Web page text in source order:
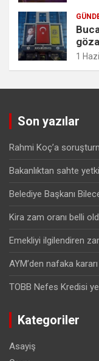
1
Son yazılar
Rahmi Koç’a
Bakanlıktan sahte
Belediye Başkanı
Kira zam oranı belli
Emekliyi ilgilendiren
AYM’den nafaka kararı
TOBB Nefes Kredisi
Kategoriler
Asayiş